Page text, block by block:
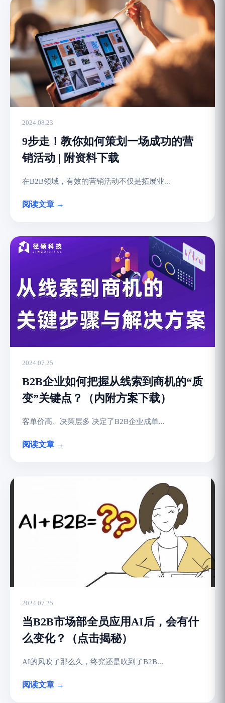
2024.08.23
9步走！教你如何策划一场成功的营
销活动 | 附资料下载
在B2B领域，有效的营销活动不仅是拓展业...
阅读文章 →
2024.07.25
B2B企业如何把握从线索到商机的“质
变”关键点？（内附方案下载）
客单价高、决策层多 决定了B2B企业成单...
阅读文章 →
2024.07.25
当B2B市场部全员应用AI后，会有什
么变化？（点击揭秘）
AI的风吹了那么久，终究还是吹到了B2B...
阅读文章 →